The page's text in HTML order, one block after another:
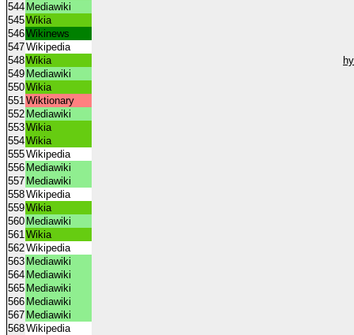
544 Mediawiki
545Wikia
546Wikinews
547Wikipedia
548Wikia
549 Mediawiki
550Wikia
551Wiktionary
552 Mediawiki
553Wikia
554Wikia
555Wikipedia
556 Mediawiki
557 Mediawiki
558Wikipedia
559Wikia
560 Mediawiki
561Wikia
562Wikipedia
563 Mediawiki
564 Mediawiki
565 Mediawiki
566 Mediawiki
567 Mediawiki
568Wikipedia